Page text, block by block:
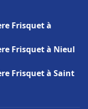
Frisquet à
Frisquet à Nieul
Frisquet à Saint